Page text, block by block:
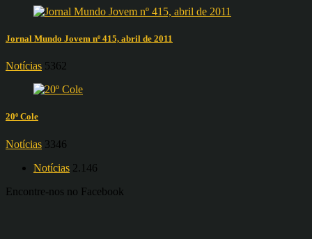
Jornal Mundo Jovem nº 415, abril de 2011
Notícias 5362
20º Cole
Notícias 3346
Notícias 2.146
Encontre-nos no Facebook